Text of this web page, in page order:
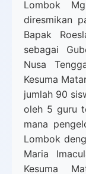
Lombok
diresmikan
Bapak
sebagai
Nusa
Kesuma
jumlah 90
oleh 5 guru
mana
Lombok
Maria
Kesuma